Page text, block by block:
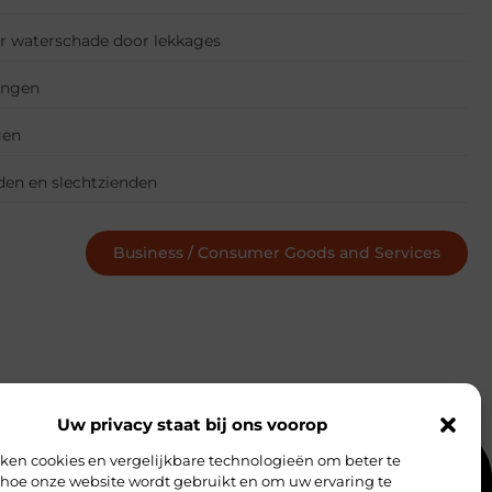
Uw privacy staat bij ons voorop
cookies en vergelijkbare technologieën om beter te
onze website wordt gebruikt en om uw ervaring te
waterschade door lekkages
en slechtzienden
Business / Consumer Goods and Services
Website index Cookiebeleid (EU)